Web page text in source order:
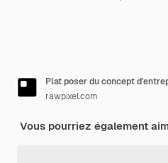
Plat poser du concept
rawpixel.com
Vous pourriez également